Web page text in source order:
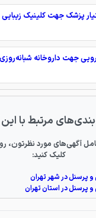
پزشک جهت کلینیک
جهت داروخانه
مرتبط با
آگهی‌های مورد نظرتون،
کلیک کنید:
پرسنل در شهر تهران
پرسنل در استان تهران